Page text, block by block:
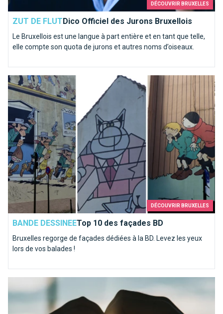
DÉCOUVRIR BRUXELLES
ZUT DE FLUTDico Officiel des Jurons Bruxellois
Le Bruxellois est une langue à part entière et en tant que telle,
elle compte son quota de jurons et autres noms d’oiseaux.
DÉCOUVRIR BRUXELLES
BANDE DESSINEETop 10 des façades BD
Bruxelles regorge de façades dédiées à la BD. Levez les yeux
lors de vos balades !
Top 10 des façades BD
Les vrai(e)s Bruxellois(es) aiment les Français(es)